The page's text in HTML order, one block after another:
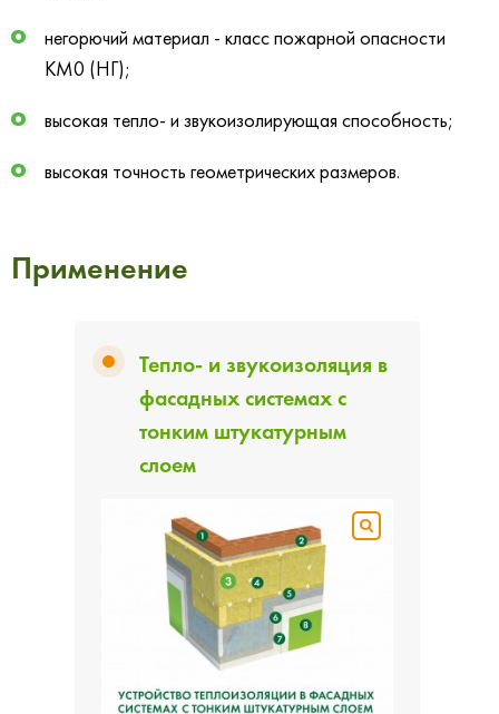
негорючий материал - класс пожарной опасности
КМ0 (НГ);
высокая тепло- и звукоизолирующая способность;
высокая точность геометрических размеров.
Применение
Тепло- и звукоизоляция в
фасадных системах с
тонким штукатурным
слоем